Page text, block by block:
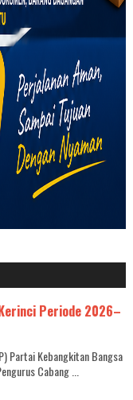
Periode 2026–
Partai Kebangkitan Bangsa
Cabang ...